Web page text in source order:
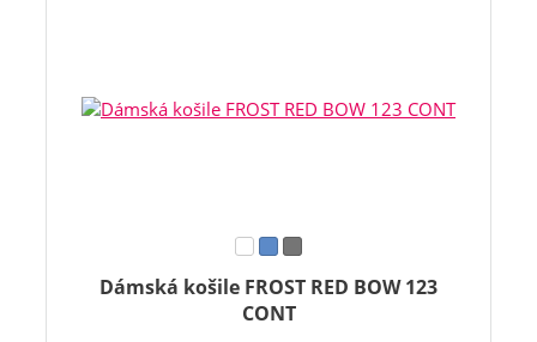
Dámská košile FROST RED BOW 123
CONT